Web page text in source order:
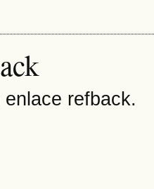
refback.